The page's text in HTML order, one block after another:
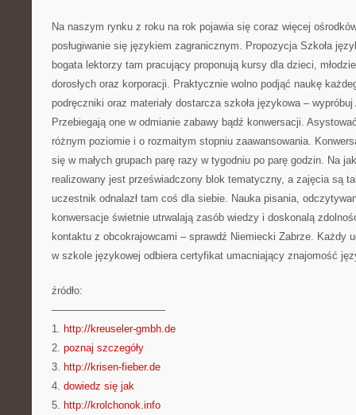
Na naszym rynku z roku na rok pojawia się coraz więcej
posługiwanie się językiem zagranicznym. Propozycja Szkoła
bogata lektorzy tam pracujący proponują kursy dla dzieci,
dorosłych oraz korporacji. Praktycznie wolno podjąć naukę
podręczniki oraz materiały dostarcza szkoła językowa –
Przebiegają one w odmianie zabawy bądź konwersacji.
różnym poziomie i o rozmaitym stopniu zaawansowania.
się w małych grupach parę razy w tygodniu po parę godzin. Na
realizowany jest przeświadczony blok tematyczny, a zajęcia są
uczestnik odnalazł tam coś dla siebie. Nauka pisania,
konwersacje świetnie utrwalają zasób wiedzy i doskonalą
kontaktu z obcokrajowcami – sprawdź Niemiecki Zabrze. Każdy
w szkole językowej odbiera certyfikat umacniający znajomość
źródło:
———————————
1. http://kreuseler-gmbh.de
2. poznaj szczegóły
3. http://krisen-fieber.de
4. dowiedz się jak
5. http://krolchonok.info